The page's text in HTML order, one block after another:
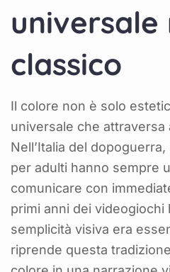
universale
classico
Il colore non è solo
universale che attraversa
Nell’Italia del
per adulti hanno sempre
comunicare con
primi anni dei videogiochi
semplicità visiva era
riprende questa